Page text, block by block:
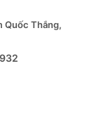
có sự chấp
hành lại
Quốc Thắng,